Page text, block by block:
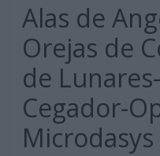
Alas de
Orejas de
de
Cegador-